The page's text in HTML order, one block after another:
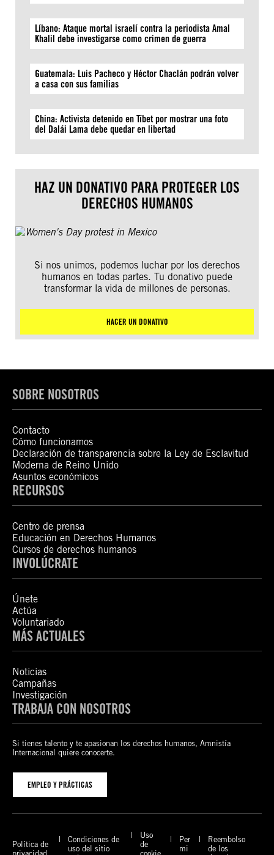
Líbano: Ataque mortal israelí contra la periodista Amal
Khalil debe investigarse como crimen de guerra
Guatemala: Luis Pacheco y Héctor Chaclán podrán volver
a casa con sus familias
China: Activista detenido en Tíbet por mostrar una foto
del Dalái Lama debe quedar en libertad
HAZ UN DONATIVO PARA PROTEGER LOS
DERECHOS HUMANOS
Si nos unimos, podemos luchar por los derechos
humanos en todas partes. Tu donativo puede
transformar la vida de millones de personas.
HACER UN DONATIVO
SOBRE NOSOTROS
Contacto
Cómo funcionamos
Declaración de transparencia sobre la Ley de Esclavitud
Moderna de Reino Unido
Asuntos económicos
RECURSOS
Centro de prensa
Educación en Derechos Humanos
Cursos de derechos humanos
INVOLÚCRATE
Únete
Actúa
Voluntariado
MÁS ACTUALES
Noticias
Campañas
Investigación
TRABAJA CON NOSOTROS
Si tienes talento y te apasionan los derechos humanos, Amnistía
Internacional quiere conocerte.
EMPLEO Y PRÁCTICAS
Política de
Condiciones de
uso del sitio
Uso
de
Per
mi
Reembolso
de los